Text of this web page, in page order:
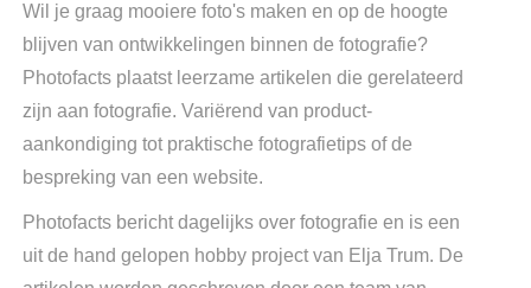
Wil je graag mooiere foto's maken en op de hoogte
blijven van ontwikkelingen binnen de fotografie?
Photofacts plaatst leerzame artikelen die gerelateerd
zijn aan fotografie. Variërend van product-
aankondiging tot praktische fotografietips of de
bespreking van een website.
Photofacts bericht dagelijks over fotografie en is een
uit de hand gelopen hobby project van Elja Trum. De